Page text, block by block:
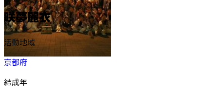
咲夢麗衣
活動地域
京都府
結成年